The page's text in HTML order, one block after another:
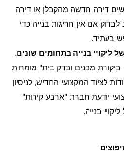
דירה חדשה מהקבלן או דירה
אם אין חריגות בנייה כדי
בעתיד.
ליקויי בנייה בתחומים שונים.
ביקורת מבנים ובדק בית" מומחית
לציוד המקצועי החדיש, לניסיון
יודעת חברת "ארבע קירות"
בנייה.